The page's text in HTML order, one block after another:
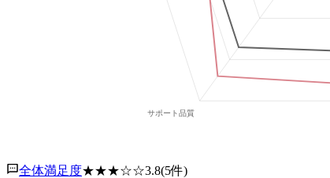
全体満足度★★★☆☆3.8(5件)